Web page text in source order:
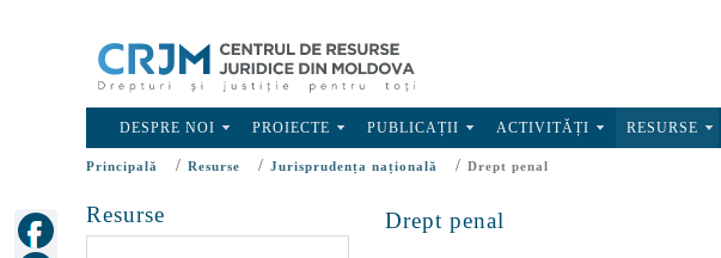
DESPRE NOI PROIECTE PUBLICAȚII ACTIVITĂȚI RESURSE
Principală / Resurse / Jurisprudența națională / Drept penal
Resurse Drept penal